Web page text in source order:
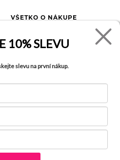
VŠETKO O NÁKUPE
Ako reklamovať tovar
Tabuľka veľkostí
10% SLEVU
slevu na první nákup.